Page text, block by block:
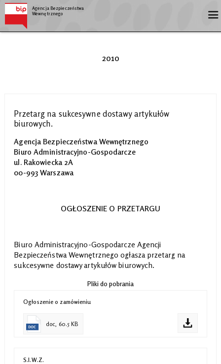
Agencja Bezpieczeństwa
Wewnętrznego
2010
Przetarg na sukcesywne dostawy artykułów
biurowych.
Agencja Bezpieczeństwa Wewnętrznego
Biuro Administracyjno-Gospodarcze
ul. Rakowiecka 2A
00-993 Warszawa
OGŁOSZENIE O PRZETARGU
Biuro Administracyjno-Gospodarcze Agencji
Bezpieczeństwa Wewnętrznego ogłasza przetarg na
sukcesywne dostawy artykułów biurowych.
Pliki do pobrania
Ogłoszenie o zamówieniu
doc, 60.5 KB
S.I.W.Z.